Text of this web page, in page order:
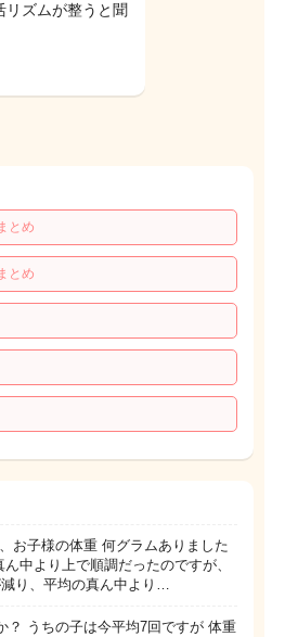
リズムが整うと聞
とめ
とめ
お子様の体重 何グラムありました
中より上で順調だったのですが、
り、平均の真ん中より…
？ うちの子は今平均7回ですが 体重